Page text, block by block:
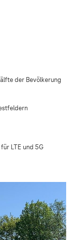
der Bevölkerung
LTE und 5G